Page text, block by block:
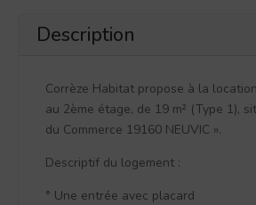
Description
Corrèze Habitat propose à la
au 2ème étage, de 19 m² (Type 1),
du Commerce 19160 NEUVIC ».
Descriptif du logement :
° Une entrée avec placard